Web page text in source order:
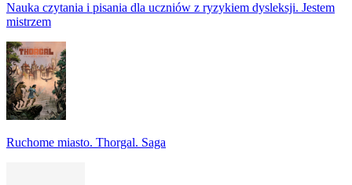
Nauka czytania i pisania dla uczniów z ryzykiem dysleksji. Jestem
mistrzem
Ruchome miasto. Thorgal. Saga